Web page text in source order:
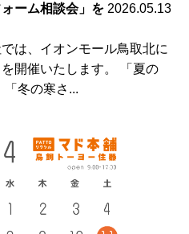
ーム相談会」を 2026.05.13
は、イオンモール鳥取北に
開催いたします。 「夏の
冬の寒さ...